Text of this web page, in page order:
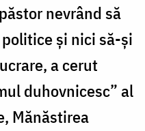
nevrând să
și nici să-și
a cerut
duhovnicesc” al
Mănăstirea